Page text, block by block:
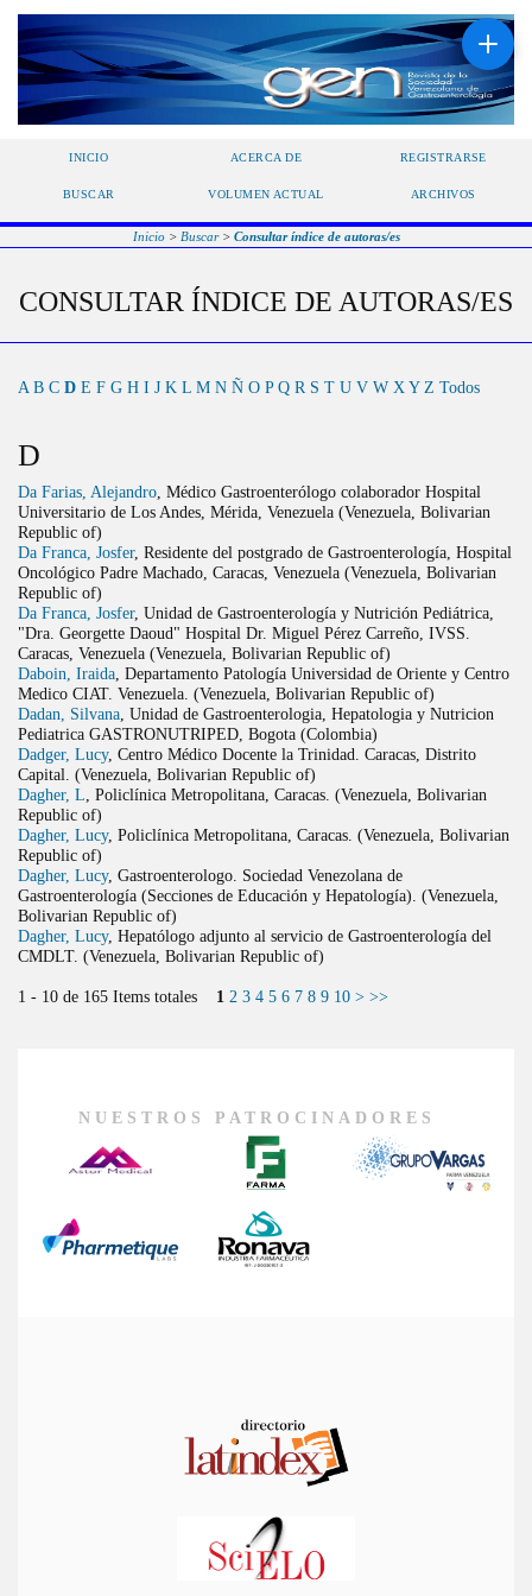
INICIO ACERCA DE REGISTRARSE
BUSCAR VOLUMEN ACTUAL ARCHIVOS
Inicio> Buscar> Consultar índice de autoras/es
CONSULTAR ÍNDICE DE AUTORAS/ES
A B C D E F G H I J K L M N Ñ O P Q R S T U V W XY Z Todos
D
Da Farias, Alejandro , Médico Gastroenterólogo colaborador Hospital
Universitario de Los Andes, Mérida, Venezuela (Venezuela, Bolivarian
Republic of)
Da Franca, Josfer, Residente del postgrado de Gastroenterología, Hospital
Oncológico Padre Machado, Caracas, Venezuela (Venezuela, Bolivarian
Republic of)
Da Franca, Josfer, Unidad de Gastroenterología y Nutrición Pediátrica,
"Dra. Georgette Daoud" Hospital Dr. Miguel Pérez Carreño, IVSS.
Caracas, Venezuela (Venezuela, Bolivarian Republic of)
Daboin, Iraida , Departamento Patología Universidad de Oriente y Centro
Medico CIAT. Venezuela. (Venezuela, Bolivarian Republic of)
Dadan, Silvana , Unidad de Gastroenterologia, Hepatologia y Nutricion
Pediatrica GASTRONUTRIPED, Bogota (Colombia)
Dadger, Lucy, Centro Médico Docente la Trinidad. Caracas, Distrito
Capital. (Venezuela, Bolivarian Republic of)
Dagher, L , Policlínica Metropolitana, Caracas. (Venezuela, Bolivarian
Republic of)
Dagher, Lucy, Policlínica Metropolitana, Caracas. (Venezuela, Bolivarian
Republic of)
Dagher, Lucy, Gastroenterologo. Sociedad Venezolana de
Gastroenterología (Secciones de Educación y Hepatología). (Venezuela,
Bolivarian Republic of)
Dagher, Lucy, Hepatólogo adjunto al servicio de Gastroenterología del
CMDLT. (Venezuela, Bolivarian Republic of)
1 - 10 de 165 Items totales 1 2 3 4 5 6 7 8 9 10 > >>
NUESTROS PATROCINADORES